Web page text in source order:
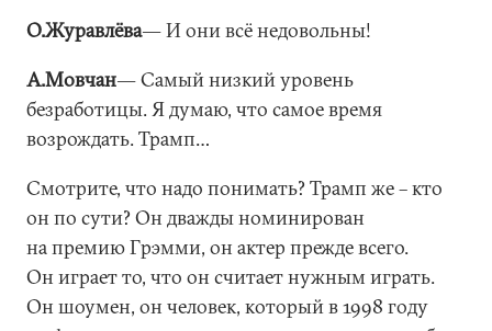
О.Журавлёва― И они всё недовольны!
А.Мовчан― Самый низкий уровень
безработицы. Я думаю, что самое время
возрождать. Трамп…
Смотрите, что надо понимать? Трамп же – кто
он по сути? Он дважды номинирован
на премию Грэмми, он актер прежде всего.
Он играет то, что он считает нужным играть.
Он шоумен, он человек, который в 1998 году